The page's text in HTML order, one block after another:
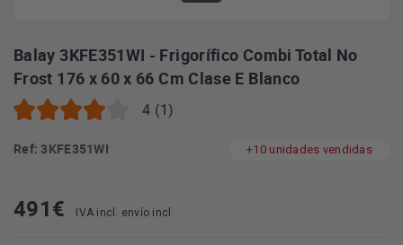
Balay 3KFE351WI - Frigorífico Combi Total No
Frost 176 x 60 x 66 Cm Clase E Blanco
4 (1)
Ref: 3KFE351WI +10 unidades vendidas
491€ IVA incl. envío incl.